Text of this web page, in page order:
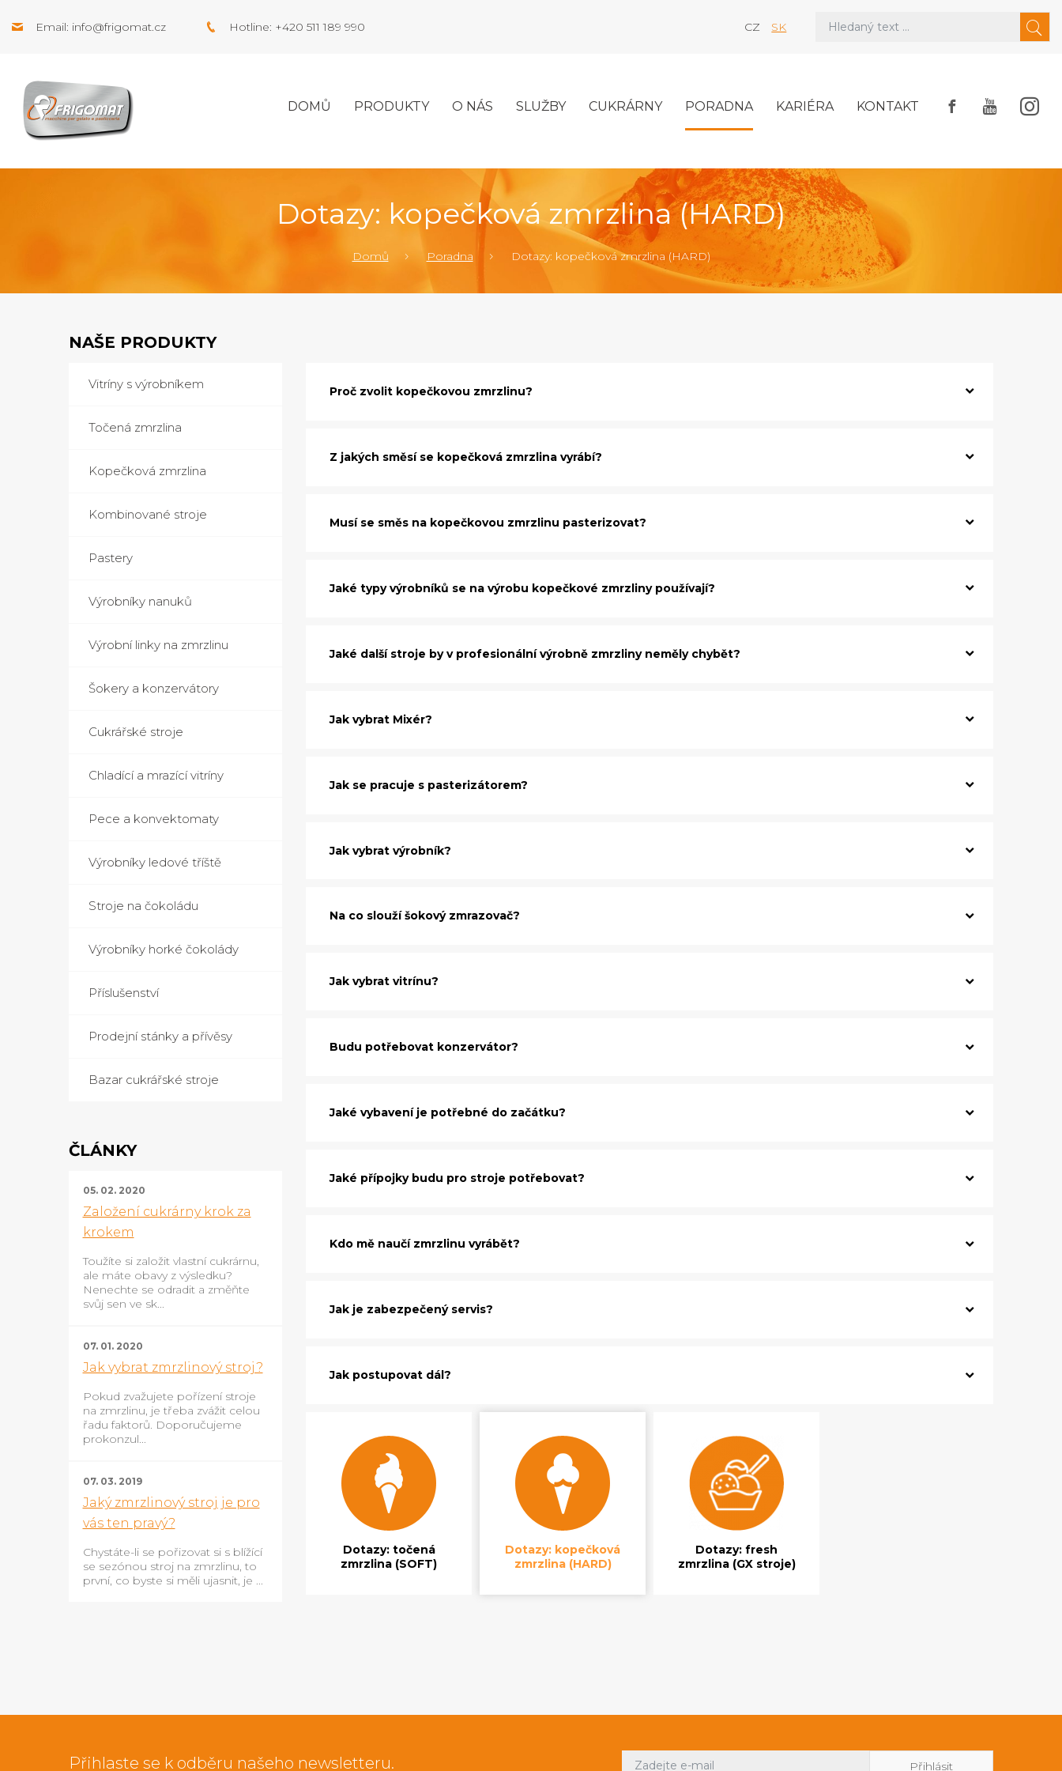
Email: info@frigomat.cz Hotline: +420 511 189 990 CZ SK
DOMŮ PRODUKTY O NÁS SLUŽBY CUKRÁRNY PORADNA KARIÉRA KONTAKT
Dotazy: kopečková zmrzlina (HARD)
Domů Poradna Dotazy: kopečková zmrzlina (HARD)
NAŠE PRODUKTY
Vitríny s výrobníkem
Točená zmrzlina
Kopečková zmrzlina
Kombinované stroje
Pastery
Výrobníky nanuků
Výrobní linky na zmrzlinu
Šokery a konzervátory
Cukrářské stroje
Chladící a mrazící vitríny
Pece a konvektomaty
Výrobníky ledové tříště
Stroje na čokoládu
Výrobníky horké čokolády
Příslušenství
Prodejní stánky a přívěsy
Bazar cukrářské stroje
ČLÁNKY
05. 02. 2020
Založení cukrárny krok za
krokem
Toužíte si založit vlastní cukrárnu,
ale máte obavy z výsledku?
Nenechte se odradit a změňte
svůj sen ve sk...
07. 01. 2020
Jak vybrat zmrzlinový stroj?
Pokud zvažujete pořízení stroje
na zmrzlinu, je třeba zvážit celou
řadu faktorů. Doporučujeme
prokonzul...
07. 03. 2019
Jaký zmrzlinový stroj je pro
vás ten pravý?
Chystáte-li se pořizovat si s blížící
se sezónou stroj na zmrzlinu, to
první, co byste si měli ujasnit, je ...
Proč zvolit kopečkovou zmrzlinu?
Z jakých směsí se kopečková zmrzlina vyrábí?
Musí se směs na kopečkovou zmrzlinu pasterizovat?
Jaké typy výrobníků se na výrobu kopečkové zmrzliny používají?
Jaké další stroje by v profesionální výrobně zmrzliny neměly chybět?
Jak vybrat Mixér?
Jak se pracuje s pasterizátorem?
Jak vybrat výrobník?
Na co slouží šokový zmrazovač?
Jak vybrat vitrínu?
Budu potřebovat konzervátor?
Jaké vybavení je potřebné do začátku?
Jaké přípojky budu pro stroje potřebovat?
Kdo mě naučí zmrzlinu vyrábět?
Jak je zabezpečený servis?
Jak postupovat dál?
Dotazy: točená
zmrzlina (SOFT)
Dotazy: kopečková
zmrzlina (HARD)
Dotazy: fresh
zmrzlina (GX stroje)
Přihlaste se k odběru našeho newsletteru.